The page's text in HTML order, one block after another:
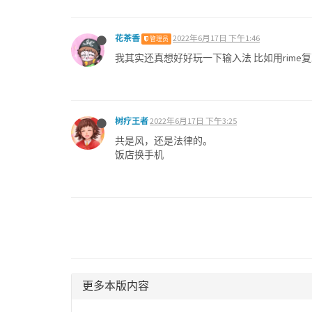
花茶香 管理员 2022年6月17日 下午1:46
我其实还真想好好玩一下输入法 比如用rime
树疗王者2022年6月17日 下午3:25
共是风，还是法律的。
饭店换手机
更多本版内容